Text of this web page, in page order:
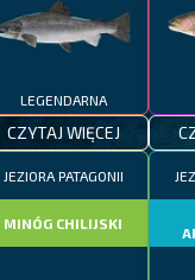
LEGENDARNA
CZYTAJ WIĘCEJ
JEZIORA PATAGONII
MINÓG CHILIJSKI